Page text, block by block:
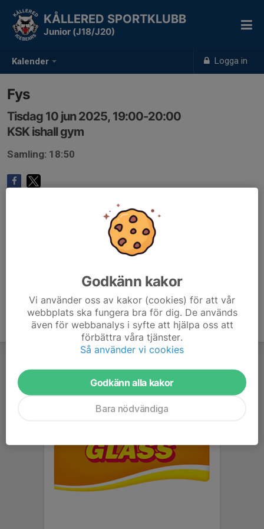
Kalender Logga in
KÅLLERED SPORTKLUBB
Junior (J18/J20)
Fys
Tisdag 10 jun 2025, 19:00-20:00
KSK ishall gym
Samling: 18:50
Godkänn kakor
Vi använder oss av kakor (cookies) för att vår
webbplats ska fungera bra för dig. De används
även för webbanalys i syfte att hjälpa oss att
förbättra våra tjänster.
Så använder vi cookies
Godkänn alla kakor
Bara nödvändiga